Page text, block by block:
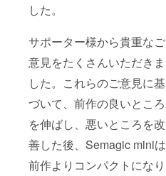
した。
サポーター様から貴重なご
意見をたくさんいただきま
した。これらのご意見に基
づいて、前作の良いところ
を伸ばし、悪いところを改
善した後、Semagic miniは
前作よりコンパクトになり